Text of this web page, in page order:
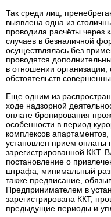
Так среди лиц,
выявлена одна из
проводила расчёты через
случаев в безналичной
осуществлялась без
проводятся
в отношении
обстоятельств
Еще одним из
ходе надзорной
оплате бронирования
особенности в период
комплексов
установлен прием оплаты
зарегистрированной ККТ.
постановление о
штрафа, минимальный
также предписание,
Предпринимателем в
зарегистрирована ККТ,
предыдущие периоды и